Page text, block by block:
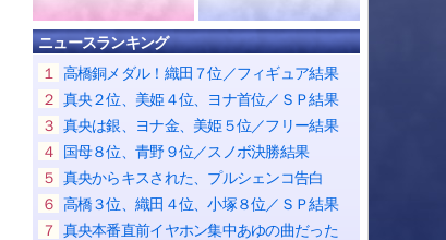
ニュースランキング
１
高橋銅メダル！織田７位／フィギュア結果
２ 真央２位、美姫４位、ヨナ首位／ＳＰ結果
３ 真央は銀、ヨナ金、美姫５位／フリー結果
４
国母８位、青野９位／スノボ決勝結果
５ 真央からキスされた、プルシェンコ告白
６ 高橋３位、織田４位、小塚８位／ＳＰ結果
７ 真央本番直前イヤホン集中あゆの曲だった